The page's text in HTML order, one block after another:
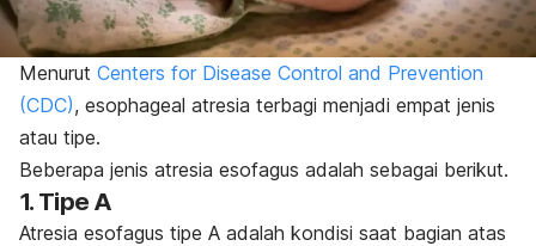
Menurut Centers for Disease Control and Prevention
(CDC), esophageal atresia terbagi menjadi empat jenis
atau tipe.
Beberapa jenis atresia esofagus adalah sebagai berikut.
1. Tipe A
Atresia esofagus tipe A adalah kondisi saat bagian atas